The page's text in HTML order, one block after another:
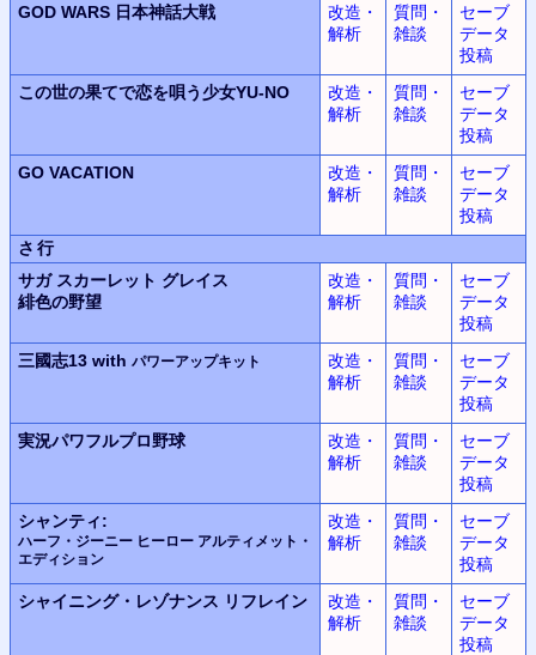
GOD WARS 日本神話大戦
改造・
解析
質問・
雑談
セーブ
データ
投稿
この世の果てで恋を唄う少女YU-NO
改造・
解析
質問・
雑談
セーブ
データ
投稿
GO VACATION
改造・
解析
質問・
雑談
セーブ
データ
投稿
さ行
サガ スカーレット グレイス
緋色の野望
改造・
解析
質問・
雑談
セーブ
データ
投稿
三國志13 with パワーアップキット
改造・
解析
質問・
雑談
セーブ
データ
投稿
実況パワフルプロ野球
改造・
解析
質問・
雑談
セーブ
データ
投稿
シャンティ:
ハーフ・ジーニー ヒーロー アルティメット・
エディション
改造・
解析
質問・
雑談
セーブ
データ
投稿
シャイニング・レゾナンス リフレイン
改造・
解析
質問・
雑談
セーブ
データ
投稿